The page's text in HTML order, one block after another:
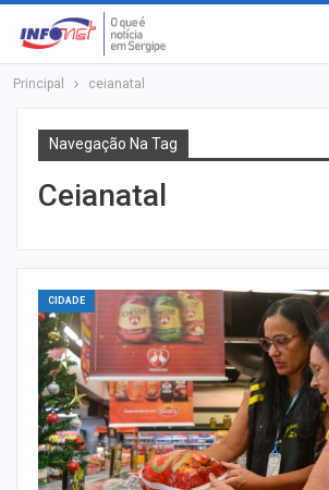
Principal ceianatal
Navegação Na Tag
Ceianatal
CIDADE